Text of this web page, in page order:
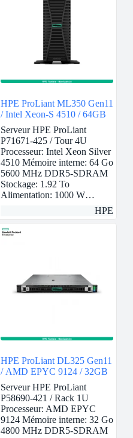
HPE ProLiant ML350 Gen11
/ Intel Xeon-S 4510 / 64GB
Serveur HPE ProLiant
P71671-425 / Tour 4U
Processeur: Intel Xeon Silver
4510 Mémoire interne: 64 Go
5600 MHz DDR5-SDRAM
Stockage: 1.92 To
Alimentation: 1000 W…
HPE
HPE ProLiant DL325 Gen11
/ AMD EPYC 9124 / 32GB
Serveur HPE ProLiant
P58690-421 / Rack 1U
Processeur: AMD EPYC
9124 Mémoire interne: 32 Go
4800 MHz DDR5-SDRAM